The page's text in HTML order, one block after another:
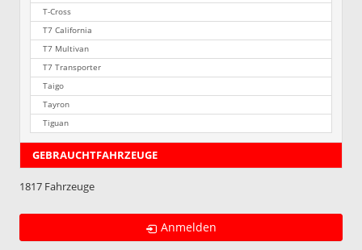
T-Cross
T7 California
T7 Multivan
T7 Transporter
Taigo
Tayron
Tiguan
GEBRAUCHTFAHRZEUGE
1817 Fahrzeuge
Anmelden